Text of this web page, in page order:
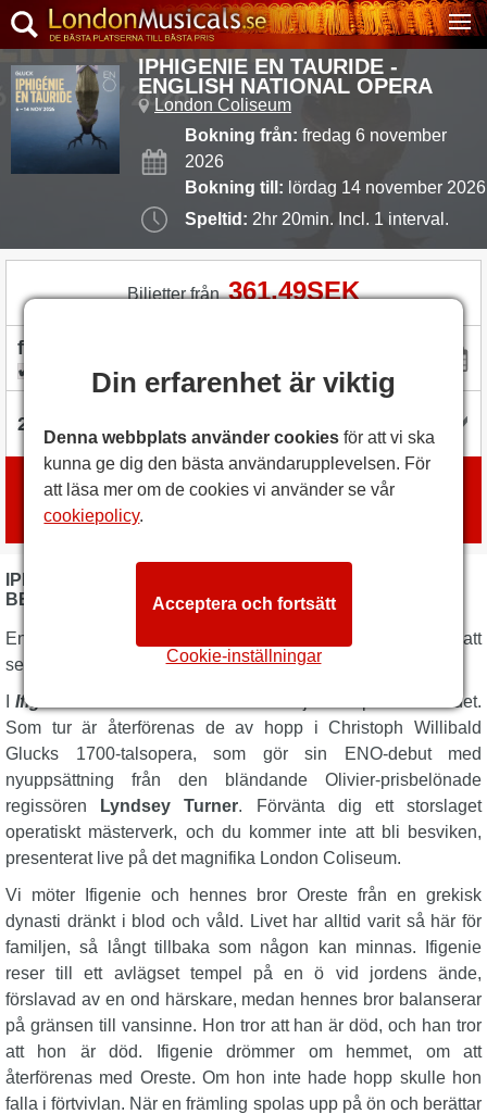
IPHIGENIE EN TAURIDE -
ENGLISH NATIONAL OPERA
London Coliseum
Bokning från: fredag 6 november
2026
Bokning till: lördag 14 november 2026
Speltid: 2hr 20min. Incl. 1 interval.
Biljetter från 361,49SEK
flexibel med datum
Boka biljetter
IPHIGENIE EN TAURIDE - ENGLISH NATIONAL OPERA
BESKRIVNING
En sällsynt njutning väntar från ENO – missa inte chansen att
se
Ifigenien i Tauriden.
Ifigenie en Tauride
möter vi en familj i oro splittrad av ödet.
Som tur är återförenas de av hopp i Christoph Willibald
Glucks 1700-talsopera, som gör sin ENO-debut med
nyuppsättning från den bländande Olivier-prisbelönade
regissören
Lyndsey Turner. Förvänta dig ett storslaget
operatiskt mästerverk, och du kommer inte att bli besviken,
presenterat live på det magnifika London Coliseum.
Vi möter Ifigenie och hennes bror Oreste från en grekisk
dynasti dränkt i blod och våld. Livet har alltid varit så här för
familjen, så långt tillbaka som någon kan minnas. Ifigenie
reser till ett avlägset tempel på en ö vid jordens ände,
förslavad av en ond härskare, medan hennes bror balanserar
på gränsen till vansinne. Hon tror att han är död, och han tror
att hon är död. Ifigenie drömmer om hemmet, om att
återförenas med Oreste. Om hon inte hade hopp skulle hon
falla i förtvivlan. När en främling spolas upp på ön och berättar
Din erfarenhet är viktig
Denna webbplats använder cookies för att vi ska
kunna ge dig den bästa användarupplevelsen. För
att läsa mer om de cookies vi använder se vår
cookiepolicy.
Cookie-inställningar
Acceptera och fortsätt